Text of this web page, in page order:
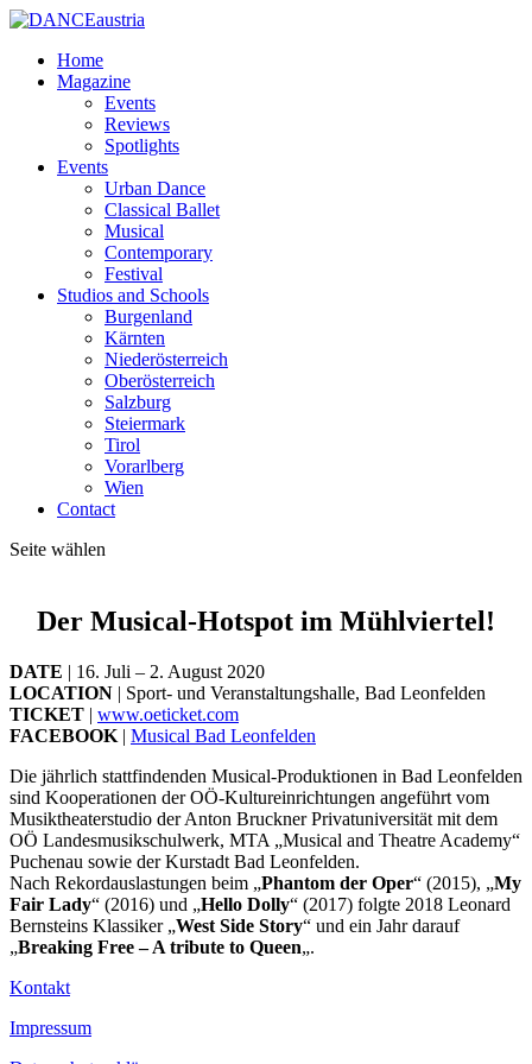
Home
Magazine
Events
Reviews
Spotlights
Events
Urban Dance
Classical Ballet
Musical
Contemporary
Festival
Studios and Schools
Burgenland
Kärnten
Niederösterreich
Oberösterreich
Salzburg
Steiermark
Tirol
Vorarlberg
Wien
Contact
Seite wählen
Der Musical-Hotspot im Mühlviertel!
DATE | 16. Juli – 2. August 2020
LOCATION | Sport- und Veranstaltungshalle, Bad Leonfelden
TICKET | www.oeticket.com
FACEBOOK | Musical Bad Leonfelden
Die jährlich stattfindenden Musical-Produktionen in Bad Leonfelden
sind Kooperationen der OÖ-Kultureinrichtungen angeführt vom
Musiktheaterstudio der Anton Bruckner Privatuniversität mit dem
OÖ Landesmusikschulwerk, MTA „Musical and Theatre Academy“
Puchenau sowie der Kurstadt Bad Leonfelden.
Nach Rekordauslastungen beim „Phantom der Oper“ (2015), „My
Fair Lady“ (2016) und „Hello Dolly“ (2017) folgte 2018 Leonard
Bernsteins Klassiker „West Side Story“ und ein Jahr darauf
„Breaking Free – A tribute to Queen„.
Kontakt
Impressum